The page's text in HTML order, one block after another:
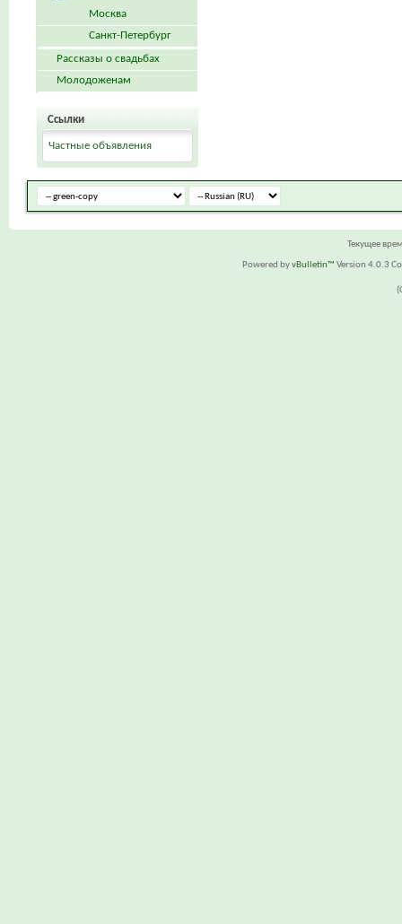
Москва
Санкт-Петербург
Рассказы о свадьбах
Молодоженам
Ссылки
Частные объявления
Текущее
Powered byvBulletin™ Version 4.0.3